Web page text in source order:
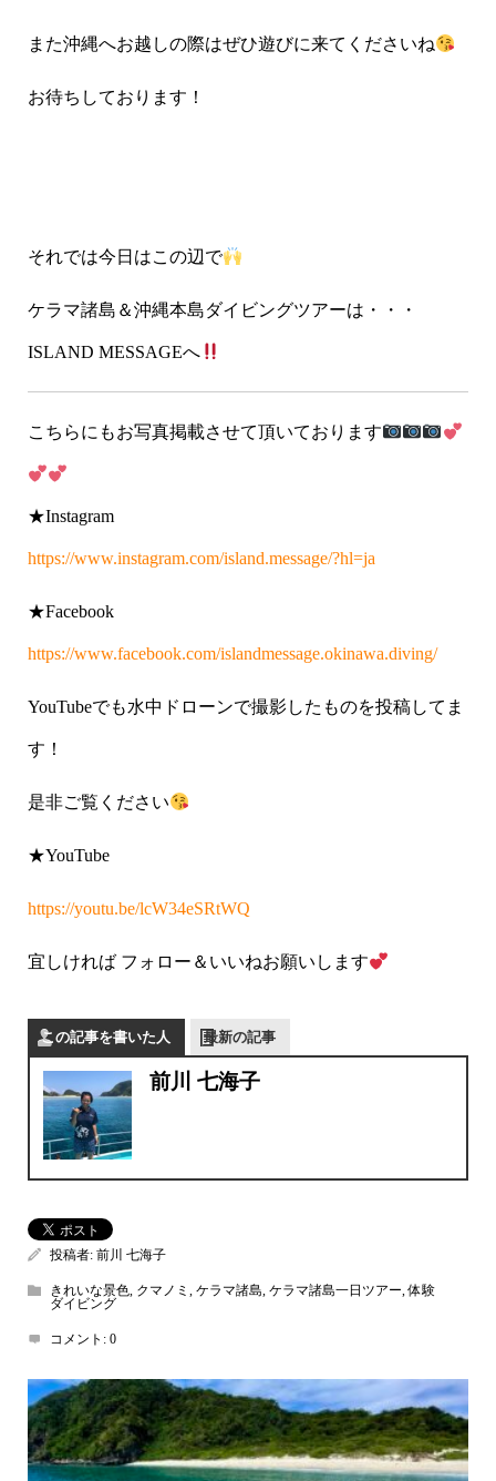
また沖縄へお越しの際はぜひ遊びに来てくださいね
お待ちしております！
それでは今日はこの辺で
ケラマ諸島＆沖縄本島ダイビングツアーは・・・
ISLAND MESSAGEへ
こちらにもお写真掲載させて頂いております
★Instagram
https://www.instagram.com/island.message/?hl=ja
★Facebook
https://www.facebook.com/islandmessage.okinawa.diving/
YouTubeでも水中ドローンで撮影したものを投稿してま
す！
是非ご覧ください
★YouTube
https://youtu.be/lcW34eSRtWQ
宜しければ フォロー＆いいねお願いします
この記事を書いた人 最新の記事
前川 七海子
投稿者: 前川 七海子
きれいな景色, クマノミ , ケラマ諸島, ケラマ諸島一日ツアー,体験
ダイビング
コメント: 0